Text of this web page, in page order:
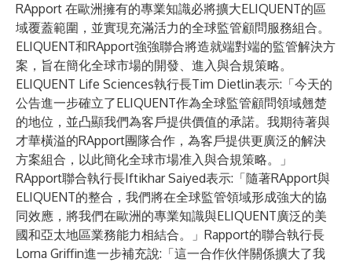
RApport 在歐洲擁有的專業知識必將擴大ELIQUENT的區
域覆蓋範圍，並實現充滿活力的全球監管顧問服務組合。
ELIQUENT和RApport強強聯合將造就端對端的監管解決方
案，旨在簡化全球市場的開發、進入與合規策略。
ELIQUENT Life Sciences執行長Tim Dietlin表示:「今天的
公告進一步確立了ELIQUENT作為全球監管顧問領域翹楚
的地位，並凸顯我們為客戶提供價值的承諾。我期待著與
才華橫溢的RApport團隊合作，為客戶提供更廣泛的解決
方案組合，以此簡化全球市場准入與合規策略。」
RApport聯合執行長Iftikhar Saiyed表示:「隨著RApport與
ELIQUENT的整合，我們將在全球監管領域形成強大的協
同效應，將我們在歐洲的專業知識與ELIQUENT廣泛的美
國和亞太地區業務能力相結合。」Rapport的聯合執行長
Lorna Griffin進一步補充說:「這一合作伙伴關係擴大了我